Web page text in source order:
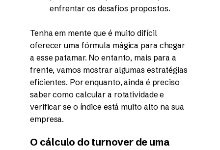
enfrentar os desafios propostos.
Tenha em mente que é muito difícil
oferecer uma fórmula mágica para chegar
a esse patamar. No entanto, mais para a
frente, vamos mostrar algumas estratégias
eficientes. Por enquanto, ainda é preciso
saber como calcular a rotatividade e
verificar se o índice está muito alto na sua
empresa.
O cálculo do turnover de uma